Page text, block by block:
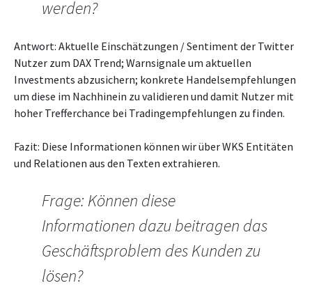
werden?
Antwort: Aktuelle Einschätzungen / Sentiment der Twitter
Nutzer zum DAX Trend; Warnsignale um aktuellen
Investments abzusichern; konkrete Handelsempfehlungen
um diese im Nachhinein zu validieren und damit Nutzer mit
hoher Trefferchance bei Tradingempfehlungen zu finden.
Fazit: Diese Informationen können wir über WKS Entitäten
und Relationen aus den Texten extrahieren.
Frage: Können diese
Informationen dazu beitragen das
Geschäftsproblem des Kunden zu
lösen?